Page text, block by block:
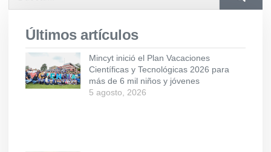
Últimos artículos
Mincyt inició el Plan Vacaciones
Científicas y Tecnológicas 2026 para
más de 6 mil niños y jóvenes
5 agosto, 2026